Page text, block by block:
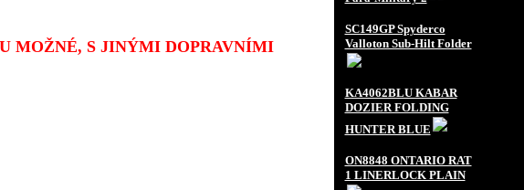
MOŽNÉ, S JINÝMI DOPRAVNÍMI
SC149GP Spyderco
Valloton Sub-Hilt Folder
KA4062BLU KABAR
DOZIER FOLDING
HUNTER BLUE
ON8848 ONTARIO RAT
1 LINERLOCK PLAIN